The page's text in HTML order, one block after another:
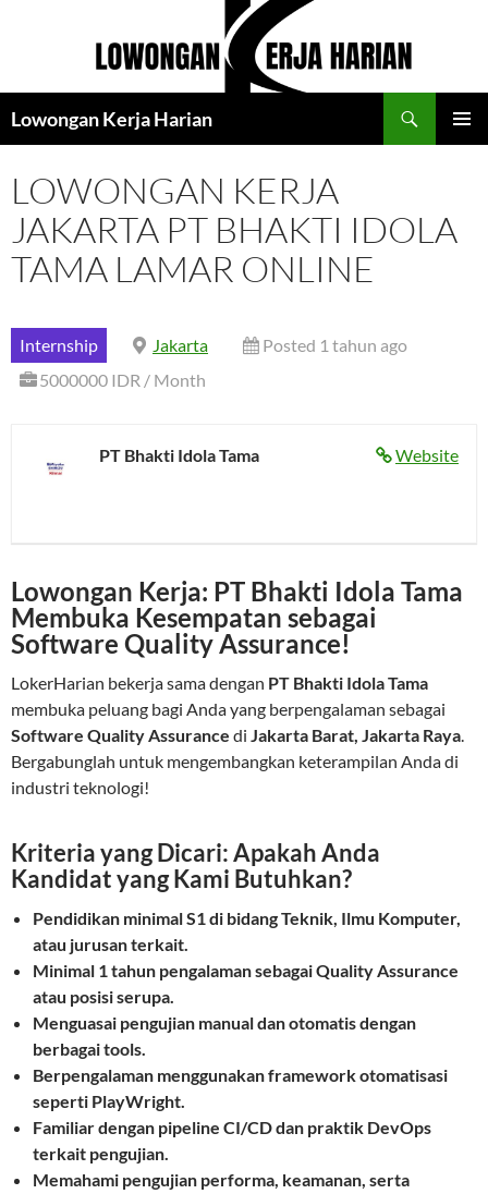
Lowongan Kerja Harian
LOWONGAN KERJA
JAKARTA PT BHAKTI IDOLA
TAMA LAMAR ONLINE
Internship Jakarta
Posted 1 tahun ago
5000000 IDR / Month
Website
PT Bhakti Idola Tama
Lowongan Kerja: PT Bhakti Idola Tama
Membuka Kesempatan sebagai
Software Quality Assurance!
LokerHarian bekerja sama dengan PT Bhakti Idola Tama
membuka peluang bagi Anda yang berpengalaman sebagai
Software Quality Assurance di Jakarta Barat, Jakarta Raya.
Bergabunglah untuk mengembangkan keterampilan Anda di
industri teknologi!
Kriteria yang Dicari: Apakah Anda
Kandidat yang Kami Butuhkan?
Pendidikan minimal S1 di bidang Teknik, Ilmu Komputer,
atau jurusan terkait.
Minimal 1 tahun pengalaman sebagai Quality Assurance
atau posisi serupa.
Menguasai pengujian manual dan otomatis dengan
berbagai tools.
Berpengalaman menggunakan framework otomatisasi
seperti PlayWright.
Familiar dengan pipeline CI/CD dan praktik DevOps
terkait pengujian.
Memahami pengujian performa, keamanan, serta